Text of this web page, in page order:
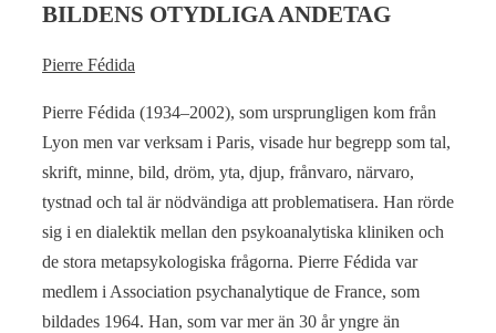
BILDENS OTYDLIGA ANDETAG
Pierre Fédida
Pierre Fédida (1934–2002), som ursprungligen kom från
Lyon men var verksam i Paris, visade hur begrepp som tal,
skrift, minne, bild, dröm, yta, djup, frånvaro, närvaro,
tystnad och tal är nödvändiga att problematisera. Han rörde
sig i en dialektik mellan den psykoanalytiska kliniken och
de stora metapsykologiska frågorna. Pierre Fédida var
medlem i Association psychanalytique de France, som
bildades 1964. Han, som var mer än 30 år yngre än